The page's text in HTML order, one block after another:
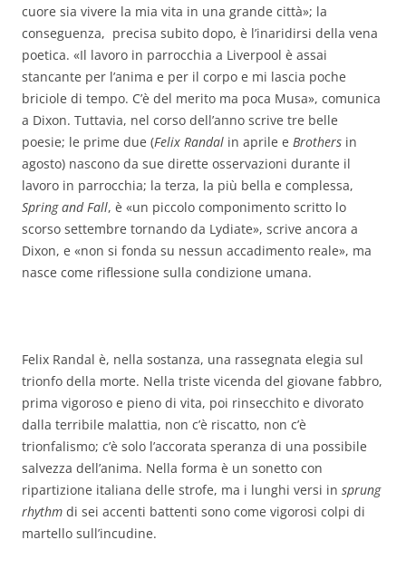
cuore sia vivere la mia vita in una grande città»; la
conseguenza, precisa subito dopo, è l’inaridirsi della vena
poetica. «Il lavoro in parrocchia a Liverpool è assai
stancante per l’anima e per il corpo e mi lascia poche
briciole di tempo. C’è del merito ma poca Musa», comunica
a Dixon. Tuttavia, nel corso dell’anno scrive tre belle
poesie; le prime due (Felix Randal in aprile e Brothers in
agosto) nascono da sue dirette osservazioni durante il
lavoro in parrocchia; la terza, la più bella e complessa,
Spring and Fall, è «un piccolo componimento scritto lo
scorso settembre tornando da Lydiate», scrive ancora a
Dixon, e «non si fonda su nessun accadimento reale», ma
nasce come riflessione sulla condizione umana.
Felix Randal è, nella sostanza, una rassegnata elegia sul
trionfo della morte. Nella triste vicenda del giovane fabbro,
prima vigoroso e pieno di vita, poi rinsecchito e divorato
dalla terribile malattia, non c’è riscatto, non c’è
trionfalismo; c’è solo l’accorata speranza di una possibile
salvezza dell’anima. Nella forma è un sonetto con
ripartizione italiana delle strofe, ma i lunghi versi in sprung
rhythm di sei accenti battenti sono come vigorosi colpi di
martello sull’incudine.